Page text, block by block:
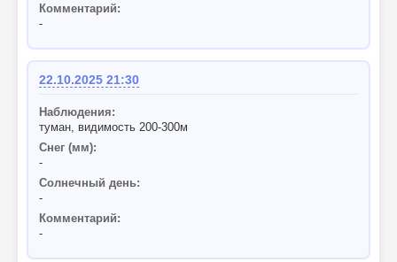
Комментарий:
-
22.10.2025 21:30
Наблюдения:
туман, видимость 200-300м
Снег (мм):
-
Солнечный день:
-
Комментарий:
-